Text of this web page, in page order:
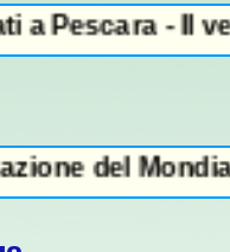
- Il vento
NEWS IN